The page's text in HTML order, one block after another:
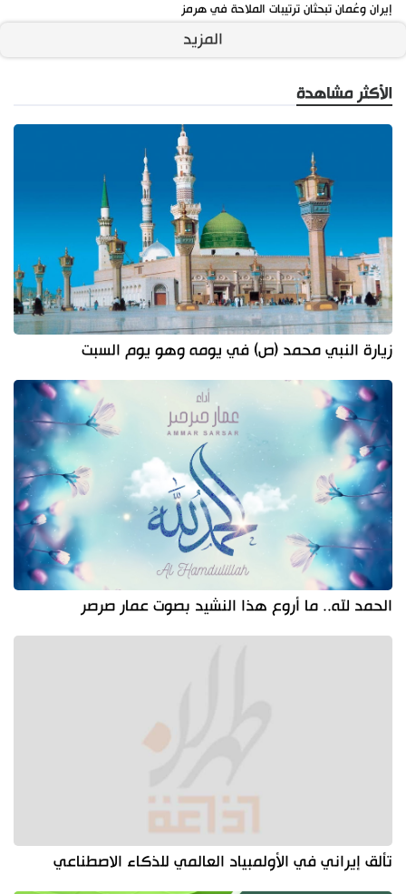
إيران وعُمان تبحثان ترتيبات الملاحة في هرمز
المزيد
الأكثر مشاهدة
زيارة النبي محمد (ص) في يومه وهو يوم السبت
الحمد لله.. ما أروع هذا النشيد بصوت عمار صرصر
تألق إيراني في الأولمبياد العالمي للذكاء الاصطناعي